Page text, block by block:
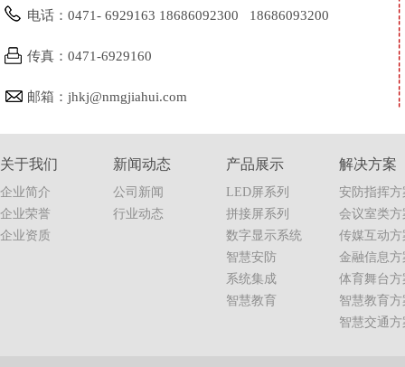
电话：0471- 6929163 18686092300 18686093200
传真：0471-6929160
邮箱：jhkj@nmgjiahui.com
关于我们
企业简介
企业荣誉
企业资质
新闻动态
公司新闻
行业动态
产品展示
LED屏系列
拼接屏系列
数字显示系统
智慧安防
系统集成
智慧教育
解决方案
安防指挥方
会议室类方
传媒互动方
金融信息方
体育舞台方
智慧教育方
智慧交通方